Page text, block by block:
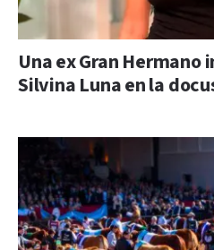
Una ex Gran Hermano
Silvina Luna en la